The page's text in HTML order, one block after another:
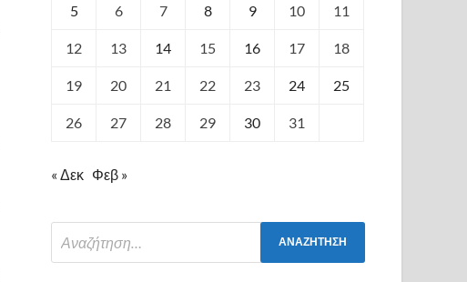
5 6 7 8 9 10 11
12 13 14 15 16 17 18
19 20 21 22 23 24 25
26 27 28 29 30 31
« Δεκ Φεβ »